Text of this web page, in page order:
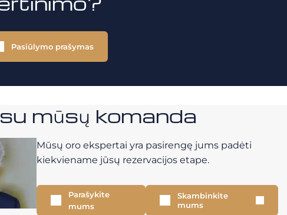
Pasiūlymo prašymas
mūsų komanda
Mūsų oro ekspertai yra pasirengę jums padėti
kiekviename jūsų rezervacijos etape.
Parašykite
mums
Skambinkite
mums